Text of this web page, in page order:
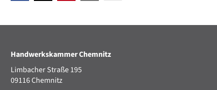
Handwerkskammer Chemnitz
Limbacher Straße 195
09116 Chemnitz